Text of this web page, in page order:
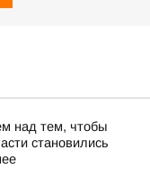
над тем, чтобы
становились